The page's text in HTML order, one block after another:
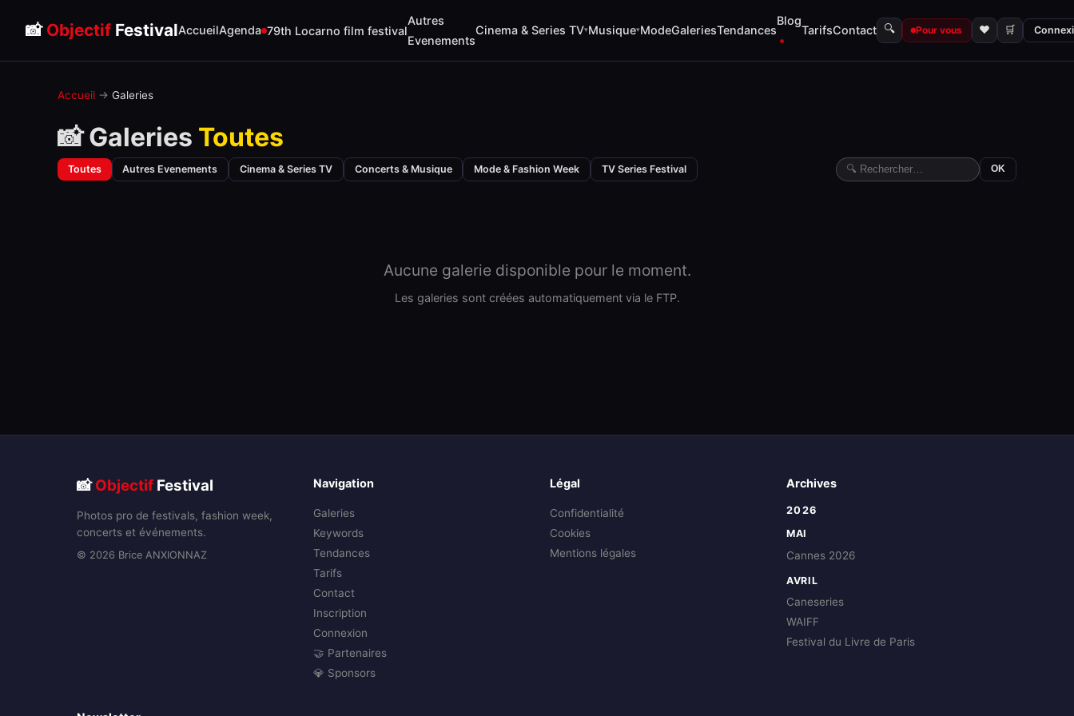
📸 Objectif FestivalAccueilAgenda 79th Locarno film festival
Autres
Evenements
Cinema & Series TV▾Musique▾ModeGaleriesTendances
Blog
TarifsContact 🔍 Pour vous ♥ 🛒
Accueil → Galeries
📸 Galeries Toutes
Toutes Autres Evenements Cinema & Series TV Concerts & Musique Mode & Fashion Week TV Series Festival OK
Aucune galerie disponible pour le moment.
Les galeries sont créées automatiquement via le FTP.
📸Objectif Festival
Photos pro de festivals, fashion week,
concerts et événements.
© 2026 Brice ANXIONNAZ
Navigation
Galeries
Keywords
Tendances
Tarifs
Contact
Inscription
Connexion
🤝 Partenaires
💎 Sponsors
Légal
Confidentialité
Cookies
Mentions légales
Archives
2026
MAI
Cannes 2026
AVRIL
Caneseries
WAIFF
Festival du Livre de Paris